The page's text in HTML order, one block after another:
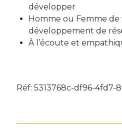
développer
Homme ou Femme
développement de
À l’écoute et
Réf: 5313768c-df96-4fd7-